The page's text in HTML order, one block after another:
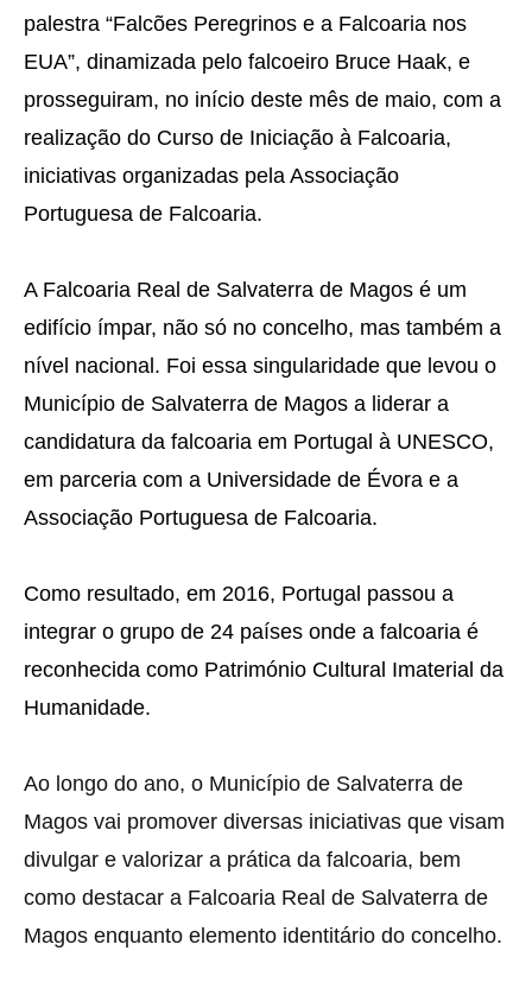
palestra “Falcões Peregrinos e a Falcoaria nos
EUA”, dinamizada pelo falcoeiro Bruce Haak, e
prosseguiram, no início deste mês de maio, com a
realização do Curso de Iniciação à Falcoaria,
iniciativas organizadas pela Associação
Portuguesa de Falcoaria.
A Falcoaria Real de Salvaterra de Magos é um
edifício ímpar, não só no concelho, mas também a
nível nacional. Foi essa singularidade que levou o
Município de Salvaterra de Magos a liderar a
candidatura da falcoaria em Portugal à UNESCO,
em parceria com a Universidade de Évora e a
Associação Portuguesa de Falcoaria.
Como resultado, em 2016, Portugal passou a
integrar o grupo de 24 países onde a falcoaria é
reconhecida como Património Cultural Imaterial da
Humanidade.
Ao longo do ano, o Município de Salvaterra de
Magos vai promover diversas iniciativas que visam
divulgar e valorizar a prática da falcoaria, bem
como destacar a Falcoaria Real de Salvaterra de
Magos enquanto elemento identitário do concelho.